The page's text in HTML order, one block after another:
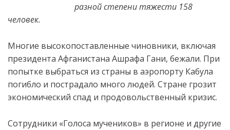
разной степени тяжести 158
человек.
Многие высокопоставленные чиновники, включая
президента Афганистана Ашрафа Гани, бежали. При
попытке выбраться из страны в аэропорту Кабула
погибло и пострадало много людей. Стране грозит
экономический спад и продовольственный кризис.
Сотрудники «Голоса мучеников» в регионе и другие